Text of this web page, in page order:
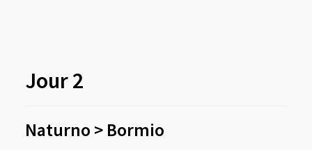
Jour 2
Naturno > Bormio